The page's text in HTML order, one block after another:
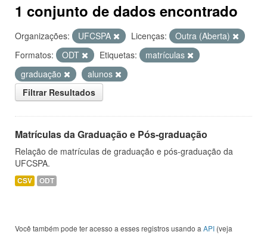
1 conjunto de dados encontrado
Organizações: UFCSPA Licenças:
Outra (Aberta)
Formatos:
ODT Etiquetas:
matrículas
graduação
alunos
Filtrar Resultados
Matrículas da Graduação e Pós-graduação
Relação de matrículas de graduação e pós-graduação da
UFCSPA.
CSV ODT
Você também pode ter acesso a esses registros usando a API (veja